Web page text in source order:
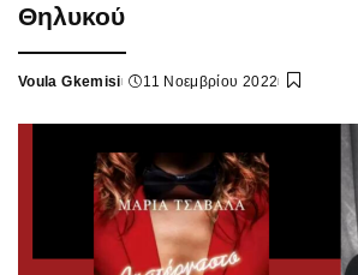
Θηλυκού
Posted
Voula Gkemisi 11 Νοεμβρίου 2022